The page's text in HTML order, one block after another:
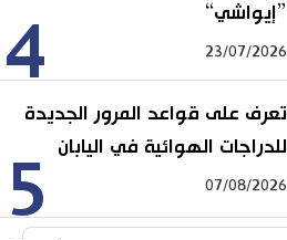
4
”إيواشي“
23/07/2026
5
تعرف على قواعد المرور الجديدة
للدراجات الهوائية في اليابان
07/08/2026